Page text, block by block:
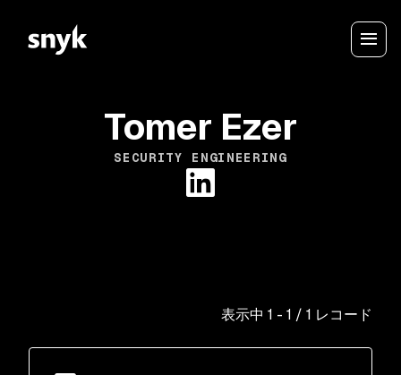
Tomer Ezer
SECURITY ENGINEERING
表示中 1 - 1 / 1 レコード